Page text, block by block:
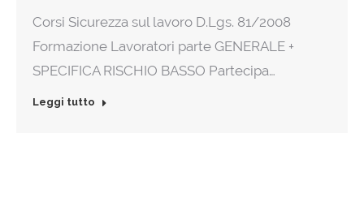
Corsi Sicurezza sul lavoro D.Lgs. 81/2008
Formazione Lavoratori parte GENERALE +
SPECIFICA RISCHIO BASSO Partecipa…
Leggi tutto